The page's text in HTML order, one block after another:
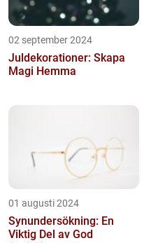
02 september 2024
Juldekorationer: Skapa
Magi Hemma
01 augusti 2024
Synundersökning: En
Viktig Del av God